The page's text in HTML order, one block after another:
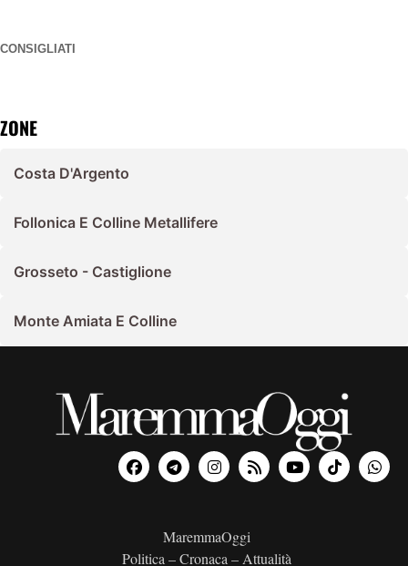
CONSIGLIATI
ZONE
Costa D'Argento
Follonica E Colline Metallifere
Grosseto - Castiglione
Monte Amiata E Colline
MaremmaOggi
Politica – Cronaca – Attualità